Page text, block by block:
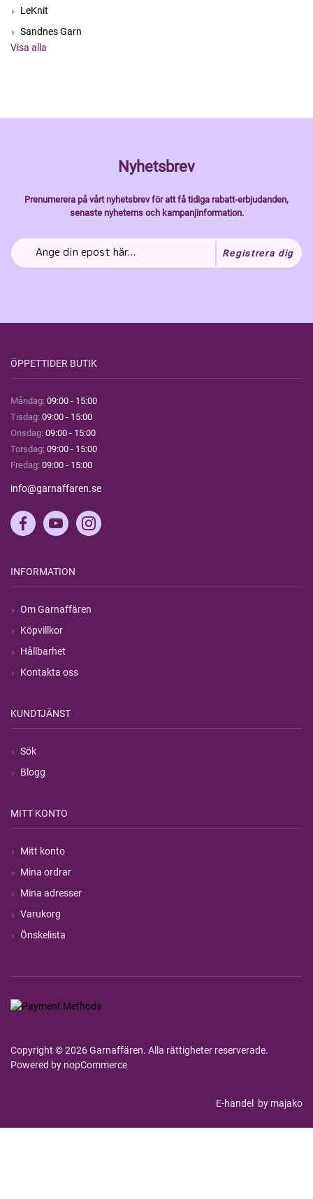
LeKnit
Sandnes Garn
Visa alla
Nyhetsbrev
Prenumerera på vårt nyhetsbrev för att få tidiga rabatt-erbjudanden,
senaste nyheterns och kampanjinformation.
Registrera dig
ÖPPETTIDER BUTIK
Måndag: 09:00 - 15:00
Tisdag: 09:00 - 15:00
Onsdag: 09:00 - 15:00
Torsdag: 09:00 - 15:00
Fredag: 09:00 - 15:00
info@garnaffaren.se
INFORMATION
Om Garnaffären
Köpvillkor
Hållbarhet
Kontakta oss
KUNDTJÄNST
Sök
Blogg
MITT KONTO
Mitt konto
Mina ordrar
Mina adresser
Varukorg
Önskelista
Copyright © 2026 Garnaffären. Alla rättigheter reserverade.
Powered by nopCommerce
E-handel by majako